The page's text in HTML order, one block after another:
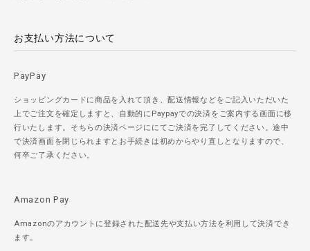
お支払い方法について
PayPay
ショッピングカードに商品を入れて頂き、配送情報などをご記入いただいた
上でご注文を確定しますと、自動的にPaypayでの決済をご案内する画面に移
行いたします。そちらの決済ページににてご決済を完了してください。途中
で決済画面を閉じられますとお手続きは初めからやり直しとなりますので、
何卒ご了承ください。
Amazon Pay
Amazonのアカウントに登録された配送先や支払い方法を利用して決済でき
ます。